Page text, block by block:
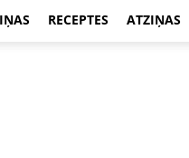
RECEPTES ATZIŅAS